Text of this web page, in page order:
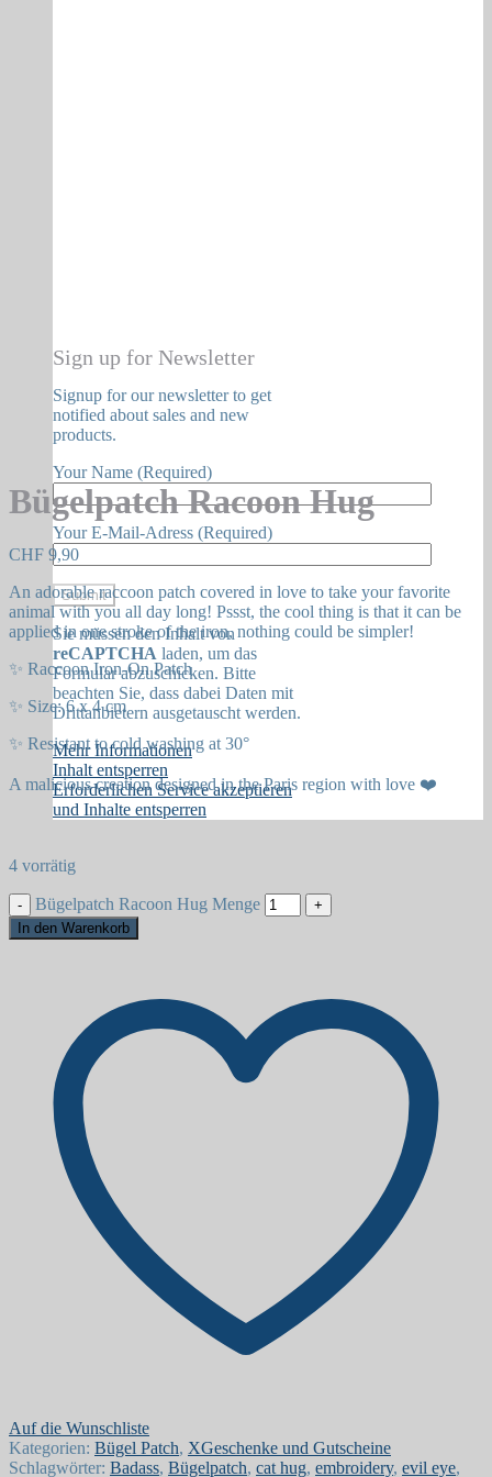
Sign up for Newsletter
Signup for our newsletter to get
notified about sales and new
products.
Your Name (Required)
Your E-Mail-Adress (Required)
Sie müssen den Inhalt von
reCAPTCHA laden, um das
Formular abzuschicken. Bitte
beachten Sie, dass dabei Daten mit
Drittanbietern ausgetauscht werden.
Mehr Informationen
Inhalt entsperren
Erforderlichen Service akzeptieren
und Inhalte entsperren
Bügelpatch Racoon Hug
CHF 9,90
An adorable raccoon patch covered in love to take your favorite
animal with you all day long! Pssst, the cool thing is that it can be
applied in one stroke of the iron, nothing could be simpler!
✨ Raccoon Iron-On Patch
✨ Size: 6 x 4 cm
✨ Resistant to cold washing at 30°
A malicious creation designed in the Paris region with love ❤️
4 vorrätig
Bügelpatch Racoon Hug Menge
In den Warenkorb
Auf die Wunschliste
Kategorien: Bügel Patch, XGeschenke und Gutscheine
Schlagwörter: Badass, Bügelpatch, cat hug, embroidery, evil eye,